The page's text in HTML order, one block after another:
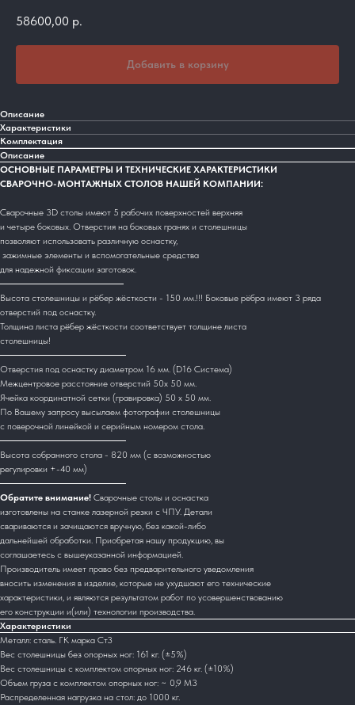
58600,00 р.
Добавить в корзину
Описание
Характеристики
Комплектация
Описание
ОСНОВНЫЕ ПАРАМЕТРЫ И ТЕХНИЧЕСКИЕ ХАРАКТЕРИСТИКИ
СВАРОЧНО-МОНТАЖНЫХ СТОЛОВ НАШЕЙ КОМПАНИИ:
Сварочные 3D столы имеют 5 рабочих поверхностей верхняя
и четыре боковых. Отверстия на боковых гранях и столешницы
позволяют использовать различную оснастку,
зажимные элементы и вспомогательные средства
для надежной фиксации заготовок.
Высота столешницы и рёбер жёсткости - 150 мм.!!! Боковые рёбра имеют 3 ряда
отверстий под оснастку.
Толщина листа рёбер жёсткости соответствует толщине листа
столешницы!
Отверстия под оснастку диаметром 16 мм. (D16 Система)
Межцентровое расстояние отверстий 50х 50 мм.
Ячейка координатной сетки (гравировка) 50 х 50 мм.
По Вашему запросу высылаем фотографии столешницы
с поверочной линейкой и серийным номером стола.
Высота собранного стола - 820 мм (с возможностью
регулировки +-40 мм)
Обратите внимание! Сварочные столы и оснастка
изготовлены на станке лазерной резки с ЧПУ. Детали
свариваются и зачищаются вручную, без какой-либо
дальнейшей обработки. Приобретая нашу продукцию, вы
соглашаетесь с вышеуказанной информацией.
Производитель имеет право без предварительного уведомления
вносить изменения в изделие, которые не ухудшают его технические
характеристики, и являются результатом работ по усовершенствованию
его конструкции и(или) технологии производства.
Характеристики
Металл: сталь. ГК марка Ст3
Вес столешницы без опорных ног: 161 кг. (±5%)
Вес столешницы с комплектом опорных ног: 246 кг. (±10%)
Объем груза с комплектом опорных ног: ~ 0,9 М3
Распределенная нагрузка на стол: до 1000 кг.